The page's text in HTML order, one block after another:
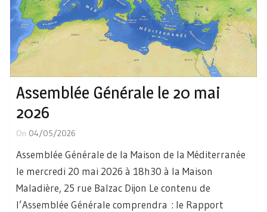
Assemblée Générale le 20 mai
2026
On 04/05/2026
Assemblée Générale de la Maison de la Méditerranée
le mercredi 20 mai 2026 à 18h30 à la Maison
Maladière, 25 rue Balzac Dijon Le contenu de
l’Assemblée Générale comprendra : le Rapport